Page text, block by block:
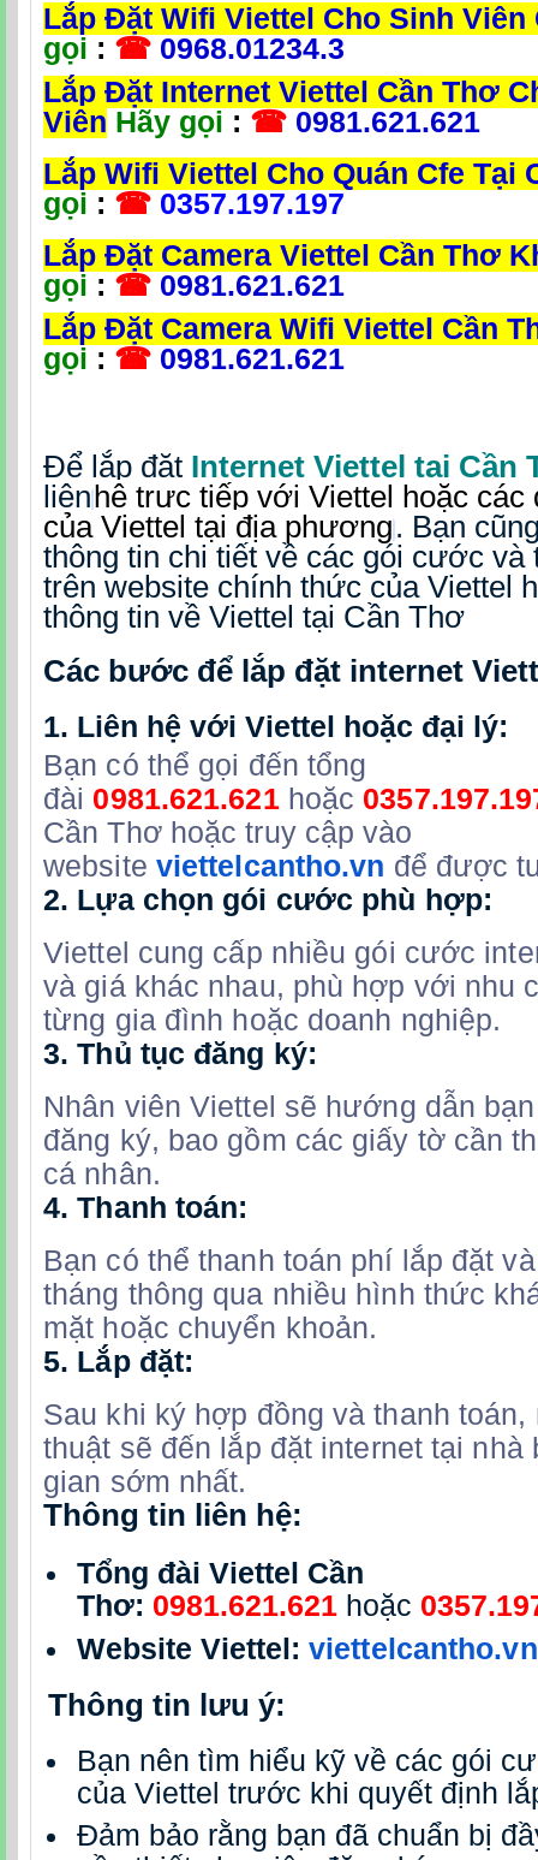
Lắp Đặt Wifi Viettel Cho Sinh
gọi : ☎ 0968.01234.3
Lắp Đặt Internet Viettel Cần Thơ
Viên Hãy gọi : ☎ 0981.621.621
Lắp Wifi Viettel Cho Quán Cfe Tại
gọi : ☎ 0357.197.197
Lắp Đặt Camera Viettel Cần Thơ
gọi : ☎ 0981.621.621
Lắp Đặt Camera Wifi Viettel Cần
gọi : ☎ 0981.621.621
Để lắp đặt Internet Viettel tại Cần
liênhệ trực tiếp với Viettel hoặc các
của Viettel tại địa phương. Bạn
thông tin chi tiết về các gói cước và
trên website chính thức của Viettel
thông tin về Viettel tại Cần Thơ
Các bước để lắp đặt internet
1. Liên hệ với Viettel hoặc đại lý:
Bạn có thể gọi đến tổng
đài 0981.621.621hoặc
Cần Thơ hoặc truy cập vào
website viettelcantho.vn để được
2. Lựa chọn gói cước phù hợp:
Viettel cung cấp nhiều gói cước
và giá khác nhau, phù hợp với nhu
từng gia đình hoặc doanh nghiệp.
3.Thủ tục đăng ký:
Nhân viên Viettel sẽ hướng dẫn
đăng ký, bao gồm các giấy tờ cần
cá nhân.
4.Thanh toán:
Bạn có thể thanh toán phí lắp đặt
tháng thông qua nhiều hình thức
mặt hoặc chuyển khoản.
5. Lắp đặt:
Sau khi ký hợp đồng và thanh toán,
thuật sẽ đến lắp đặt internet tại nhà
gian sớm nhất.
Thông tin liên hệ:
Tổng đài Viettel Cần
Thơ: 0981.621.621 hoặc
Website Viettel: viettelcantho.vn
Thông tin lưu ý:
Bạn nên tìm hiểu kỹ về các gói
của Viettel trước khi quyết định
Đảm bảo rằng bạn đã chuẩn bị